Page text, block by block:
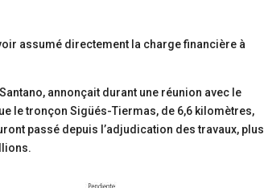
assumé directement la charge financière à
annonçait durant une réunion avec le
le tronçon Sigüés-Tiermas, de 6,6 kilomètres,
passé depuis l’adjudication des travaux, plus